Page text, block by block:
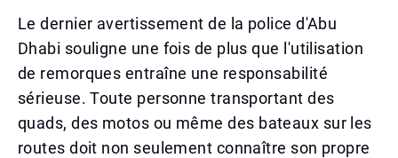
Le dernier avertissement de la police d'Abu
Dhabi souligne une fois de plus que l'utilisation
de remorques entraîne une responsabilité
sérieuse. Toute personne transportant des
quads, des motos ou même des bateaux sur les
routes doit non seulement connaître son propre